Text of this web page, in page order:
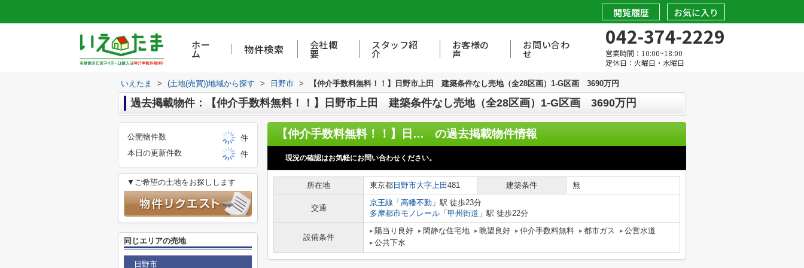
閲覧履歴 お気に入り
ホー
ム 物件検索 会社概
要
スタッフ紹
介
お客様の
声
お問い合わ
せ
042-374-2229
営業時間：10:00~18:00
定休日：火曜日・水曜日
いえたま > (土地(売買))地域から探す > 日野市 > 【仲介手数料無料！！】日野市上田 建築条件なし売地（全28区画）1-G区画 3690万円
過去掲載物件：【仲介手数料無料！！】日野市上田 建築条件なし売地（全28区画）1-G区画 3690万円
【仲介手数料無料！！】日野市上田 建築条件なし売地（全28区画）1-G区画 3690万円 の過去掲載物件情報
現況の確認はお気軽にお問い合わせください。
所在地 東京都 日野市大字上田 481 建築条件 無
交通
京王線 「 高幡不動 」駅 徒歩23分
多摩都市モノレール 「 甲州街道 」駅 徒歩22分
設備条件
陽当り良好 閑静な住宅地 眺望良好 仲介手数料無料 都市ガス
公営水道
公共下水
公開物件数
件
本日の更新件数
件
▼ご希望の土地をお探しします
同じエリアの売地
日野市